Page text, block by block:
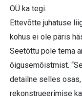
OÜ ka tegi.
Ettevõtte juhatuse
kohus ei ole päris
Seetõttu pole tema
õigusemõistmist.
detailne selles osas,
rekonstrueerimise